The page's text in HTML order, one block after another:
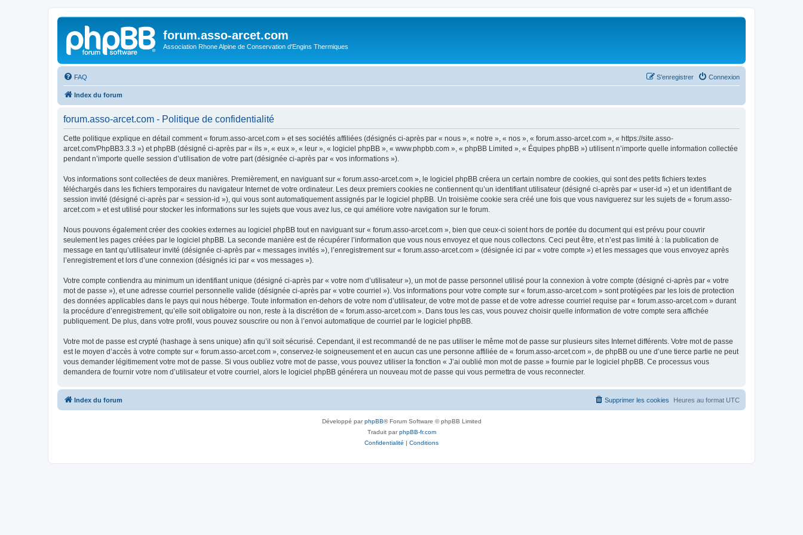
forum.asso-arcet.com
Association Rhone Alpine de Conservation d'Engins Thermiques
FAQ Connexion
S’enregistrer
Index du forum
forum.asso-arcet.com - Politique de confidentialité
Cette politique explique en détail comment « forum.asso-arcet.com » et ses sociétés affiliées (désignés ci-après par « nous », « notre », « nos », « forum.asso-arcet.com », « https://site.asso-
arcet.com/PhpBB3.3.3 ») et phpBB (désigné ci-après par « ils », « eux », « leur », « logiciel phpBB », « www.phpbb.com », « phpBB Limited », « Équipes phpBB ») utilisent n’importe quelle information collectée
pendant n’importe quelle session d’utilisation de votre part (désignée ci-après par « vos informations »).
Vos informations sont collectées de deux manières. Premièrement, en naviguant sur « forum.asso-arcet.com », le logiciel phpBB créera un certain nombre de cookies, qui sont des petits fichiers textes
téléchargés dans les fichiers temporaires du navigateur Internet de votre ordinateur. Les deux premiers cookies ne contiennent qu’un identifiant utilisateur (désigné ci-après par « user-id ») et un identifiant de
session invité (désigné ci-après par « session-id »), qui vous sont automatiquement assignés par le logiciel phpBB. Un troisième cookie sera créé une fois que vous naviguerez sur les sujets de « forum.asso-
arcet.com » et est utilisé pour stocker les informations sur les sujets que vous avez lus, ce qui améliore votre navigation sur le forum.
Nous pouvons également créer des cookies externes au logiciel phpBB tout en naviguant sur « forum.asso-arcet.com », bien que ceux-ci soient hors de portée du document qui est prévu pour couvrir
seulement les pages créées par le logiciel phpBB. La seconde manière est de récupérer l’information que vous nous envoyez et que nous collectons. Ceci peut être, et n’est pas limité à : la publication de
message en tant qu’utilisateur invité (désignée ci-après par « messages invités »), l’enregistrement sur « forum.asso-arcet.com » (désignée ici par « votre compte ») et les messages que vous envoyez après
l’enregistrement et lors d’une connexion (désignés ici par « vos messages »).
Votre compte contiendra au minimum un identifiant unique (désigné ci-après par « votre nom d’utilisateur »), un mot de passe personnel utilisé pour la connexion à votre compte (désigné ci-après par « votre
mot de passe »), et une adresse courriel personnelle valide (désignée ci-après par « votre courriel »). Vos informations pour votre compte sur « forum.asso-arcet.com » sont protégées par les lois de protection
des données applicables dans le pays qui nous héberge. Toute information en-dehors de votre nom d’utilisateur, de votre mot de passe et de votre adresse courriel requise par « forum.asso-arcet.com » durant
la procédure d’enregistrement, qu’elle soit obligatoire ou non, reste à la discrétion de « forum.asso-arcet.com ». Dans tous les cas, vous pouvez choisir quelle information de votre compte sera affichée
publiquement. De plus, dans votre profil, vous pouvez souscrire ou non à l’envoi automatique de courriel par le logiciel phpBB.
Votre mot de passe est crypté (hashage à sens unique) afin qu’il soit sécurisé. Cependant, il est recommandé de ne pas utiliser le même mot de passe sur plusieurs sites Internet différents. Votre mot de passe
est le moyen d’accès à votre compte sur « forum.asso-arcet.com », conservez-le soigneusement et en aucun cas une personne affiliée de « forum.asso-arcet.com », de phpBB ou une d’une tierce partie ne peut
vous demander légitimement votre mot de passe. Si vous oubliez votre mot de passe, vous pouvez utiliser la fonction « J’ai oublié mon mot de passe » fournie par le logiciel phpBB. Ce processus vous
demandera de fournir votre nom d’utilisateur et votre courriel, alors le logiciel phpBB générera un nouveau mot de passe qui vous permettra de vous reconnecter.
Index du forum Heures au format UTC
Supprimer les cookies
Développé parphpBB® Forum Software © phpBB Limited
Traduit parphpBB-fr.com
Confidentialité | Conditions